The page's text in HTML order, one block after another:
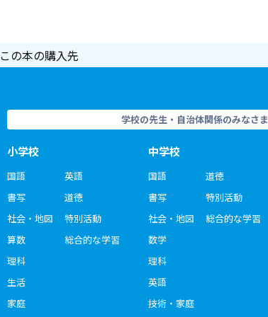
この本の購入先
学校の先生・自治体関係のみなさま
小学校
国語
書写
社会・地図
算数
理科
生活
家庭
英語
道徳
特別活動
総合的な学習
中学校
国語
書写
社会・地図
数学
理科
英語
技術・家庭
道徳
特別活動
総合的な学習